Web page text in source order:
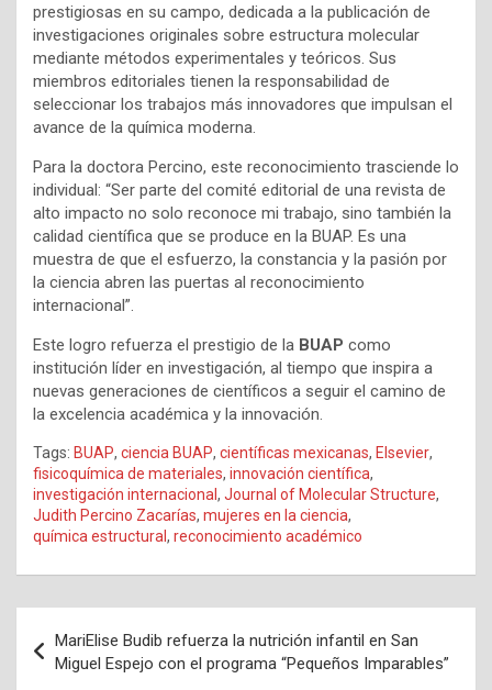
prestigiosas en su campo, dedicada a la publicación de
investigaciones originales sobre estructura molecular
mediante métodos experimentales y teóricos. Sus
miembros editoriales tienen la responsabilidad de
seleccionar los trabajos más innovadores que impulsan el
avance de la química moderna.
Para la doctora Percino, este reconocimiento trasciende lo
individual: “Ser parte del comité editorial de una revista de
alto impacto no solo reconoce mi trabajo, sino también la
calidad científica que se produce en la BUAP. Es una
muestra de que el esfuerzo, la constancia y la pasión por
la ciencia abren las puertas al reconocimiento
internacional”.
Este logro refuerza el prestigio de la BUAP como
institución líder en investigación, al tiempo que inspira a
nuevas generaciones de científicos a seguir el camino de
la excelencia académica y la innovación.
Tags: BUAP, ciencia BUAP, científicas mexicanas, Elsevier,
fisicoquímica de materiales, innovación científica,
investigación internacional , Journal of Molecular Structure,
Judith Percino Zacarías, mujeres en la ciencia,
química estructural , reconocimiento académico
de
MariElise Budib refuerza la nutrición infantil en San
Miguel Espejo con el programa “Pequeños Imparables”